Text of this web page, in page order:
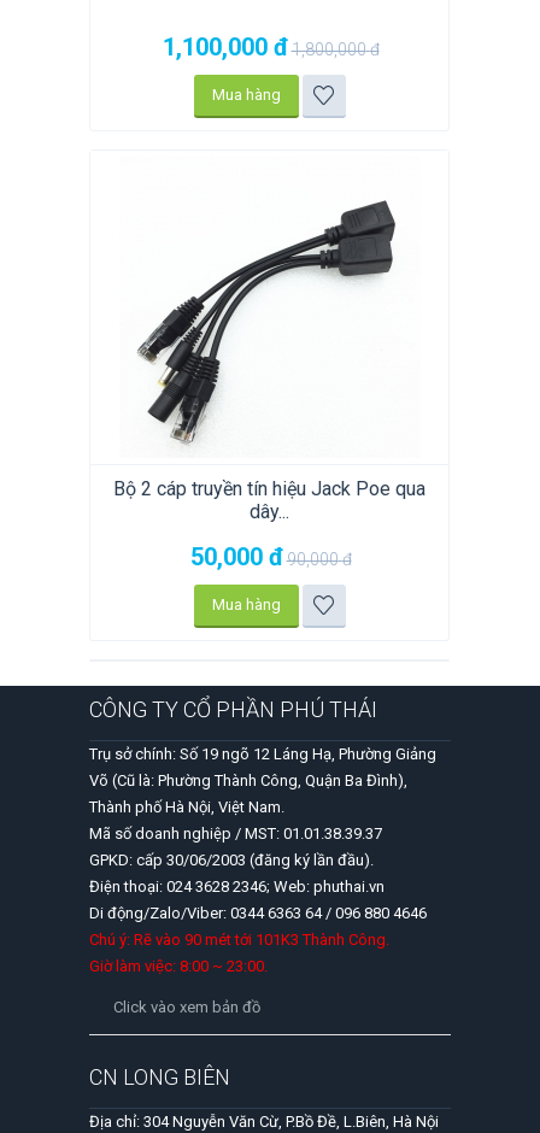
1,100,000 đ1,800,000đ
Mua hàng
Bộ 2 cáp truyền tín hiệu Jack Poe qua
dây...
50,000 đ90,000đ
Mua hàng
CÔNG TY CỔ PHẦN PHÚ THÁI
Trụ sở chính: Số 19 ngõ 12 Láng Hạ, Phường Giảng
Võ (Cũ là: Phường Thành Công, Quận Ba Đình),
Thành phố Hà Nội, Việt Nam.
Mã số doanh nghiệp / MST: 01.01.38.39.37
GPKD: cấp 30/06/2003 (đăng ký lần đầu).
Điện thoại: 024 3628 2346; Web: phuthai.vn
Di động/Zalo/Viber: 0344 6363 64 / 096 880 4646
Chú ý: Rẽ vào 90 mét tới 101K3 Thành Công.
Giờ làm việc: 8:00 ~ 23:00.
Click vào xem bản đồ
CN LONG BIÊN
Địa chỉ: 304 Nguyễn Văn Cừ, P.Bồ Đề, L.Biên, Hà Nội